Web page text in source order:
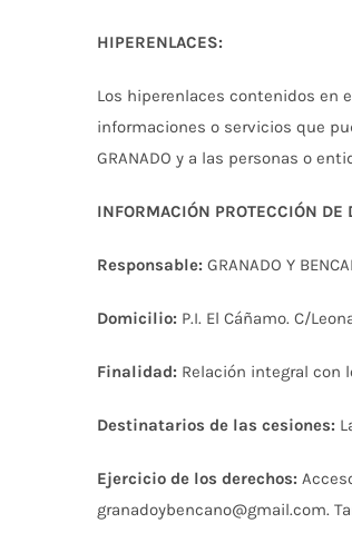
HIPERENLACES:
Los hiperenlaces contenidos en
informaciones o servicios que
GRANADO y a las personas o
INFORMACIÓN PROTECCIÓN DE
Responsable: GRANADO Y
Domicilio: P.I. El Cáñamo. C/
Finalidad: Relación integral con
Destinatarios de las cesiones:
Ejercicio de los derechos:
granadoybencano@gmail.com.